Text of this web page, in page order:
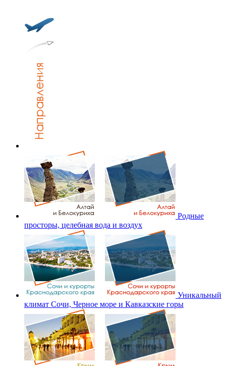
Родные
просторы, целебная вода и воздух
Уникальный
климат Сочи, Черное море и Кавказские горы